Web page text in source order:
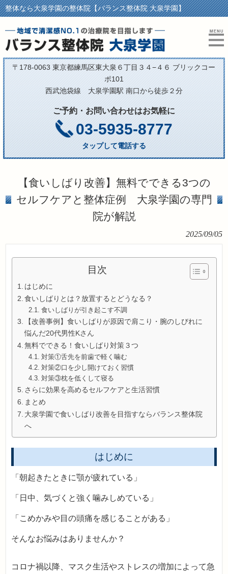
整体なら大泉学園の整体院【バランス整体院 大泉学園】
〒178-0063 東京都練馬区東大泉６丁目３４−４６ ブリックコー
ポ101
西武池袋線 大泉学園駅 南口から徒歩２分
ご予約・お問い合わせはお気軽に
03-5935-8777
タップして電話する
【食いしばり改善】無料でできる3つの
セルフケアと整体症例 大泉学園の専門
院が解説
2025/09/05
目次
はじめに
食いしばりとは？放置するとどうなる？
食いしばりが引き起こす不調
【改善事例】食いしばりが原因で肩こり・腕のしびれに
悩んだ20代男性Kさん
無料でできる！食いしばり対策３つ
対策①舌先を前歯で軽く噛む
対策②口を少し開けておく習慣
対策③枕を低くして寝る
さらに効果を高めるセルフケアと生活習慣
まとめ
大泉学園で食いしばり改善を目指すならバランス整体院
へ
はじめに
「朝起きたときに顎が疲れている」
「日中、気づくと強く噛みしめている」
「こめかみや目の頭痛を感じることがある」
そんなお悩みはありませんか？
コロナ禍以降、マスク生活やストレスの増加によって急